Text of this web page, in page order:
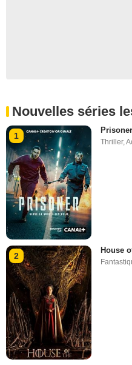
Nouvelles séries
1
Prisoner
Thriller,
2
House